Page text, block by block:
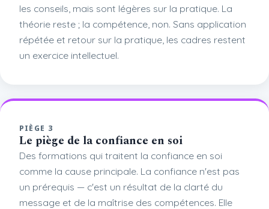
les conseils, mais sont légères sur la pratique. La
théorie reste ; la compétence, non. Sans application
répétée et retour sur la pratique, les cadres restent
un exercice intellectuel.
PIÈGE 3
Le piège de la confiance en soi
Des formations qui traitent la confiance en soi
comme la cause principale. La confiance n'est pas
un prérequis — c'est un résultat de la clarté du
message et de la maîtrise des compétences. Elle